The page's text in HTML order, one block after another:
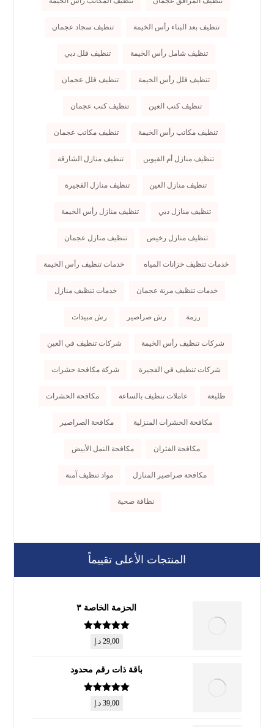
تنظيف بعد البناء رأس الخيمة تنظيف سجاد عجمان
تنظيف شامل رأس الخيمة تنظيف فلل دبي
تنظيف فلل رأس الخيمة تنظيف فلل عجمان
تنظيف كنب العين تنظيف كنب عجمان
تنظيف مكاتب رأس الخيمة تنظيف مكاتب عجمان
تنظيف منازل أم القيوين تنظيف منازل الشارقة
تنظيف منازل العين تنظيف منازل الفجيرة
تنظيف منازل دبي تنظيف منازل رأس الخيمة
تنظيف منازل رخيص تنظيف منازل عجمان
خدمات تنظيف خزانات المياه خدمات تنظيف رأس الخيمة
خدمات تنظيف مرنة عجمان خدمات تنظيف منازل
رزمة رش صراصير رش مبيدات
شركات تنظيف رأس الخيمة شركات تنظيف في العين
شركات تنظيف في الفجيرة شركة مكافحة حشرات
طليعة عاملات تنظيف بالساعة مكافحة الحشرات
مكافحة الحشرات المنزلية مكافحة الصراصير
مكافحة الفئران مكافحة النمل الأبيض
مكافحة صراصير المنازل مواد تنظيف آمنة
نظافة صحية
المنتجات الأعلى تقييماً
الحزمة الخاصة ٣
تم التقييم
من 5
29,00 د.إ
باقة ذات رقم محدود
تم التقييم
من 5
39,00 د.إ